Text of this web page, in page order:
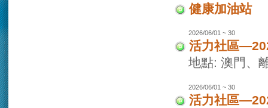
健康加油站
2026/06/01 ~ 30
活力社區
地點: 澳門、
2026/06/01 ~ 30
活力社區